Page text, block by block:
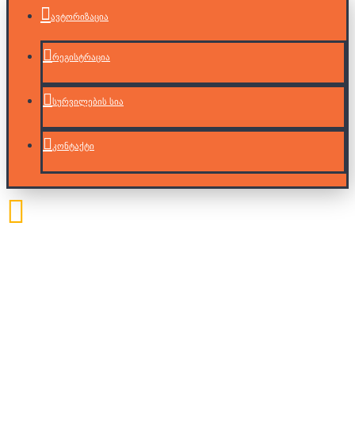
ავტორიზაცია
რეგისტრაცია
სურვილების სია
კონტაქტი